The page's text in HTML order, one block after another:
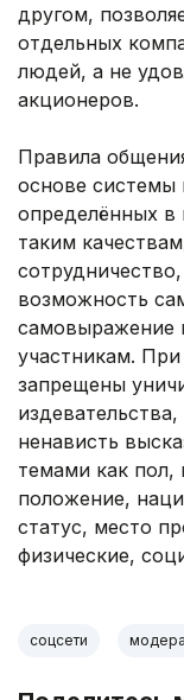
другом,
отдельных
людей, а не
акционеров.
Правила
основе системы
определённых в
таким
возможность
самовыражение
участникам.
запрещены
ненависть
темами как пол,
положение,
статус, место
физические,
соцсети